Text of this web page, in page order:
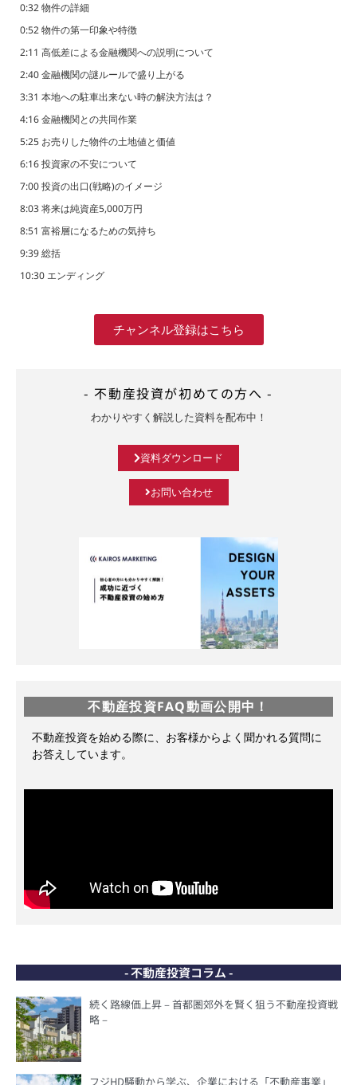
0:32 物件の詳細
0:52 物件の第一印象や特徴
2:11 高低差による金融機関への説明について
2:40 金融機関の謎ルールで盛り上がる
3:31 本地への駐車出来ない時の解決方法は？
4:16 金融機関との共同作業
5:25 お売りした物件の土地値と価値
6:16 投資家の不安について
7:00 投資の出口(戦略)のイメージ
8:03 将来は純資産5,000万円
8:51 富裕層になるための気持ち
9:39 総括
10:30 エンディング
チャンネル登録はこちら
- 不動産投資が初めての方へ -
わかりやすく解説した資料を配布中！
資料ダウンロード
お問い合わせ
不動産投資FAQ動画公開中！
不動産投資を始める際に、お客様からよく聞かれる質問に
お答えしています。
- 不動産投資コラム -
続く路線価上昇 – 首都圏郊外を賢く狙う不動産投資戦
略 –
フジHD騒動から学ぶ、企業における「不動産事業」